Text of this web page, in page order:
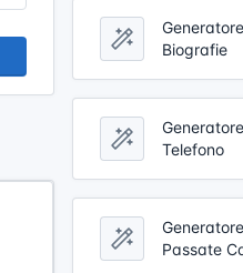
Biografie
Telefono
Passate